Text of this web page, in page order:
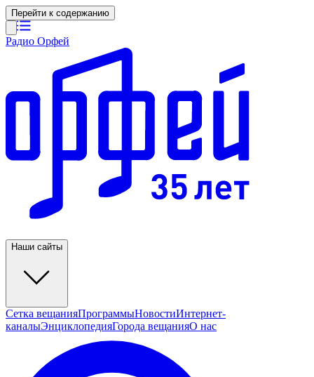
Перейти к содержанию
Радио Орфей
Наши сайты
Сетка вещанияПрограммыНовостиИнтернет-
каналыЭнциклопедияГорода вещанияО нас